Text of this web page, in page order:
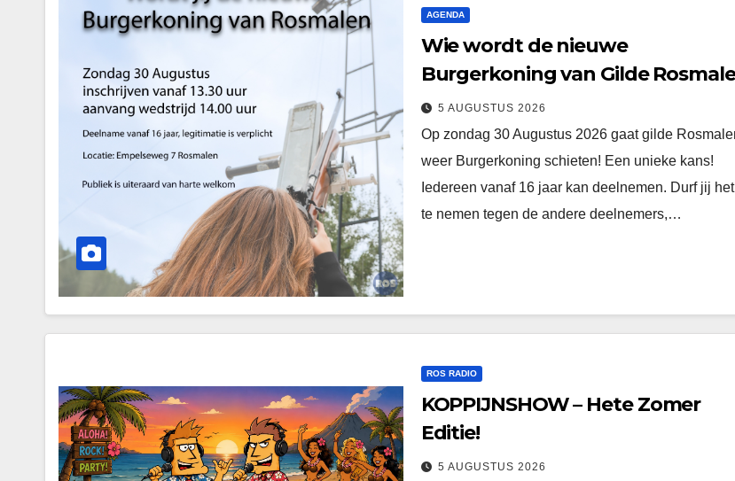
AGENDA
Wie wordt de nieuwe
Burgerkoning van Gilde
!
5 AUGUSTUS 2026
Op zondag 30 Augustus 2026 gaat gilde
weer Burgerkoning schieten! Een unieke kans!
Iedereen vanaf 16 jaar kan deelnemen. Durf jij
te nemen tegen de andere deelnemers,…
ROS RADIO
KOPPIJNSHOW – Hete Zomer
Editie!
5 AUGUSTUS 2026